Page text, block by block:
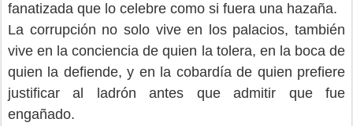
fanatizada que lo celebre como si fuera una hazaña.
La corrupción no solo vive en los palacios, también
vive en la conciencia de quien la tolera, en la boca de
quien la defiende, y en la cobardía de quien prefiere
justificar al ladrón antes que admitir que fue
engañado.